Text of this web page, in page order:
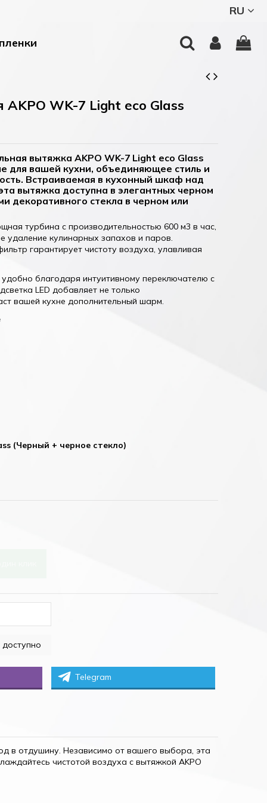
RU
WK-7 Light eco Glass
вытяжка AKPO WK-7 Light eco Glass
для вашей кухни, объединяющее стиль и
Встраиваемая в кухонный шкаф над
вытяжка доступна в элегантных черном
декоративного стекла в черном или
турбина с производительностью 600 м3 в час,
удаление кулинарных запахов и паров.
гарантирует чистоту воздуха, улавливая
благодаря интуитивному переключателю с
LED добавляет не только
вашей кухне дополнительный шарм.
(Черный + черное стекло)
стекло)
(Черный + черное стекло)
Telegram
в отдушину. Независимо от вашего выбора, эта
чистотой воздуха с вытяжкой AKPO